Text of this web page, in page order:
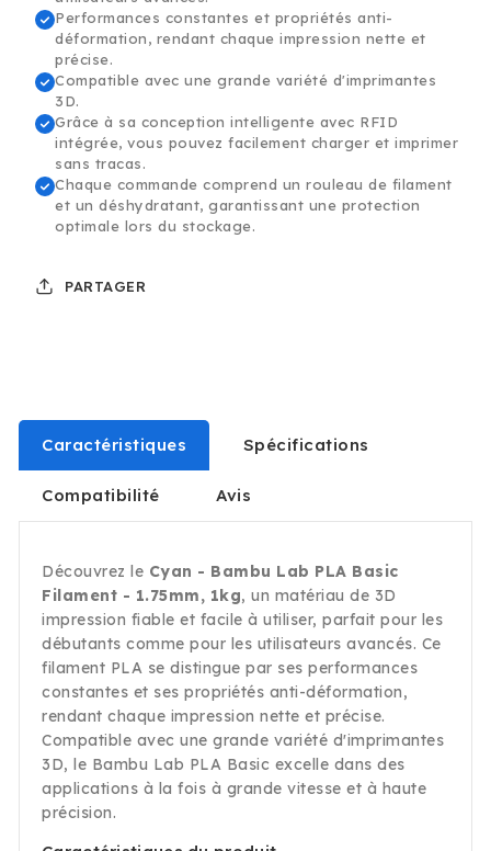
Performances constantes et propriétés anti-
déformation, rendant chaque impression nette et
précise.
Compatible avec une grande variété d'imprimantes
3D.
Grâce à sa conception intelligente avec RFID
intégrée, vous pouvez facilement charger et imprimer
sans tracas.
Chaque commande comprend un rouleau de filament
et un déshydratant, garantissant une protection
optimale lors du stockage.
PARTAGER
Caractéristiques Spécifications
Compatibilité Avis
Découvrez le Cyan - Bambu Lab PLA Basic
Filament - 1.75mm, 1kg, un matériau de 3D
impression fiable et facile à utiliser, parfait pour les
débutants comme pour les utilisateurs avancés. Ce
filament PLA se distingue par ses performances
constantes et ses propriétés anti-déformation,
rendant chaque impression nette et précise.
Compatible avec une grande variété d'imprimantes
3D, le Bambu Lab PLA Basic excelle dans des
applications à la fois à grande vitesse et à haute
précision.